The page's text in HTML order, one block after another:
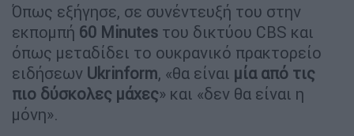
Όπως εξήγησε, σε συνέντευξή του στην
εκπομπή 60 Minutes του δικτύου CBS και
όπως μεταδίδει το ουκρανικό πρακτορείο
ειδήσεων Ukrinform, «θα είναι μία από τις
πιο δύσκολες μάχες» και «δεν θα είναι η
μόνη».